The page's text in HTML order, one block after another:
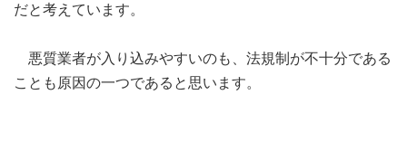
だと考えています。
悪質業者が入り込みやすいのも、法規制が不十分である
ことも原因の一つであると思います。